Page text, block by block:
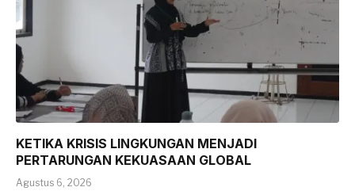
KETIKA KRISIS LINGKUNGAN MENJADI
PERTARUNGAN KEKUASAAN GLOBAL
Agustus 6, 2026